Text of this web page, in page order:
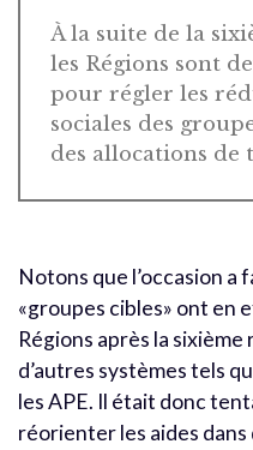
À la suite de la
les Régions sont
pour régler les
sociales des
des allocations de
Notons que l’occasion a
«groupes cibles» ont en
Régions après la
d’autres systèmes tels
les APE. Il était donc
réorienter les aides